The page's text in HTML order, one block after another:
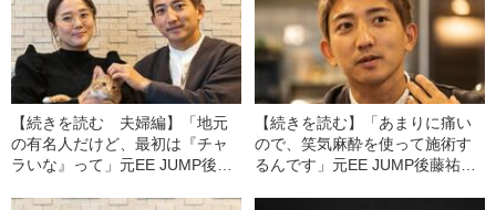
【続きを読む 夫婦編】「地元
の有名人だけど、最初は『チャ
ラいな』って」元EE JUMP後藤
【続きを読む】「あまりに痛い
ので、笑気麻酔を使って施術す
るんです」元EE JUMP後藤祐樹